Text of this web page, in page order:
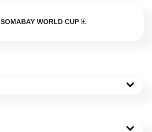
SOMABAY WORLD CUP